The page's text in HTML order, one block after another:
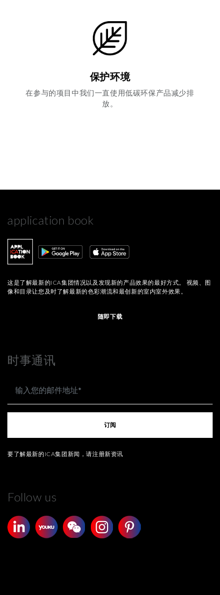
保护环境
在参与的项目中我们一直使用低碳环保产品减少排
放。
application book
这是了解最新的ICA集团情况以及发现新的产品效果的最好方式。 视频、图
像和目录让您及时了解最新的色彩潮流和最创新的室内室外效果。
随即下载
时事通讯
订阅
要了解最新的ICA集团新闻，请注册新资讯
Follow us